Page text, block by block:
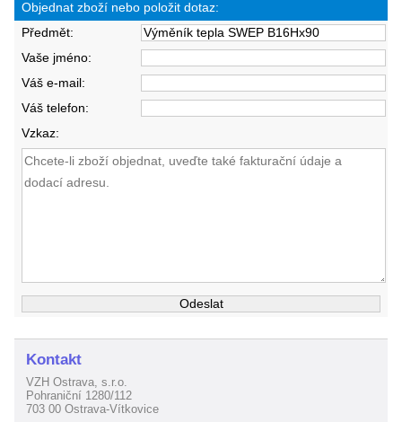
Objednat zboží nebo položit dotaz:
Předmět:
Vaše jméno:
Váš e-mail:
Váš telefon:
Vzkaz:
Kontakt
VZH Ostrava, s.r.o.
Pohraniční 1280/112
703 00 Ostrava-Vítkovice